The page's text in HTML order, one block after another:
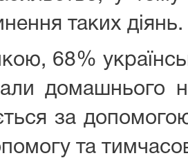
таких діянь.
68%
за
та